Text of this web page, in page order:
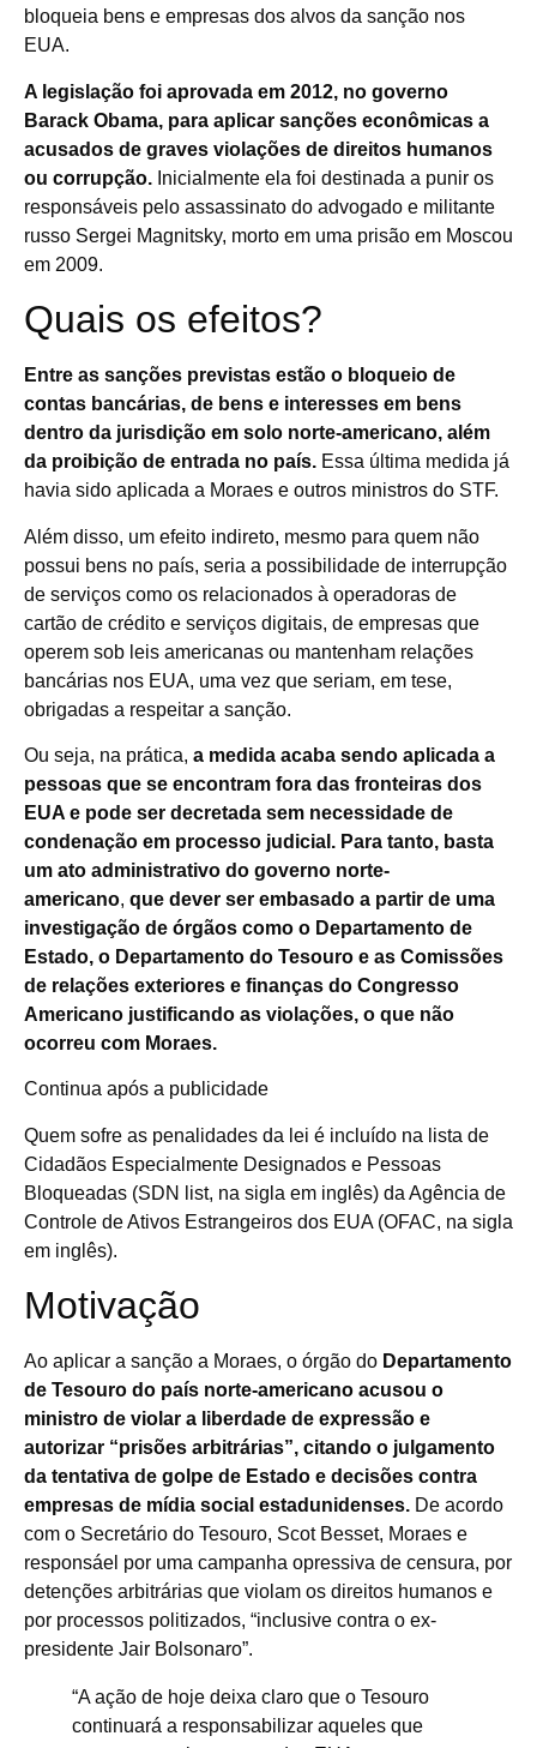
bloqueia bens e empresas dos alvos da sanção nos
EUA.
A legislação foi aprovada em 2012, no governo
Barack Obama, para aplicar sanções econômicas a
acusados de graves violações de direitos humanos
ou corrupção. Inicialmente ela foi destinada a punir os
responsáveis pelo assassinato do advogado e militante
russo Sergei Magnitsky, morto em uma prisão em Moscou
em 2009.
Quais os efeitos?
Entre as sanções previstas estão o bloqueio de
contas bancárias, de bens e interesses em bens
dentro da jurisdição em solo norte-americano, além
da proibição de entrada no país. Essa última medida já
havia sido aplicada a Moraes e outros ministros do STF.
Além disso, um efeito indireto, mesmo para quem não
possui bens no país, seria a possibilidade de interrupção
de serviços como os relacionados à operadoras de
cartão de crédito e serviços digitais, de empresas que
operem sob leis americanas ou mantenham relações
bancárias nos EUA, uma vez que seriam, em tese,
obrigadas a respeitar a sanção.
Ou seja, na prática, a medida acaba sendo aplicada a
pessoas que se encontram fora das fronteiras dos
EUA e pode ser decretada sem necessidade de
condenação em processo judicial. Para tanto, basta
um ato administrativo do governo norte-
americano, que dever ser embasado a partir de uma
investigação de órgãos como o Departamento de
Estado, o Departamento do Tesouro e as Comissões
de relações exteriores e finanças do Congresso
Americano justificando as violações, o que não
ocorreu com Moraes.
Continua após a publicidade
Quem sofre as penalidades da lei é incluído na lista de
Cidadãos Especialmente Designados e Pessoas
Bloqueadas (SDN list, na sigla em inglês) da Agência de
Controle de Ativos Estrangeiros dos EUA (OFAC, na sigla
em inglês).
Motivação
Ao aplicar a sanção a Moraes, o órgão do Departamento
de Tesouro do país norte-americano acusou o
ministro de violar a liberdade de expressão e
autorizar “prisões arbitrárias”, citando o julgamento
da tentativa de golpe de Estado e decisões contra
empresas de mídia social estadunidenses. De acordo
com o Secretário do Tesouro, Scot Besset, Moraes e
responsáel por uma campanha opressiva de censura, por
detenções arbitrárias que violam os direitos humanos e
por processos politizados, “inclusive contra o ex-
presidente Jair Bolsonaro”.
“A ação de hoje deixa claro que o Tesouro
continuará a responsabilizar aqueles que